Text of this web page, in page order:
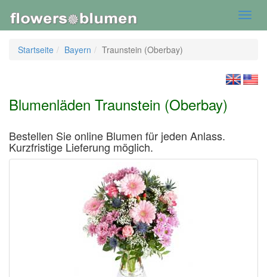
Startseite
Bayern Traunstein (Oberbay)
Blumenläden Traunstein (Oberbay)
Bestellen Sie online Blumen für jeden Anlass.
Kurzfristige Lieferung möglich.